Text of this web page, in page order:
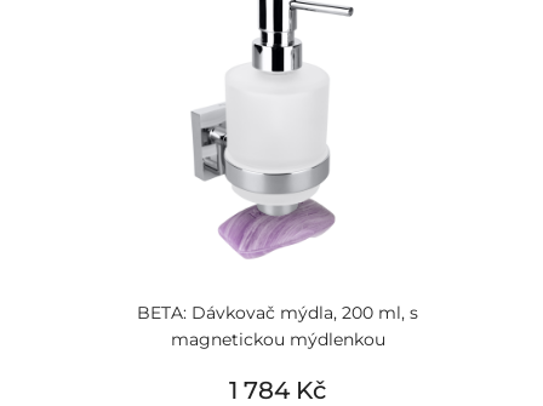
BETA: Dávkovač mýdla, 200 ml, s
magnetickou mýdlenkou
1 784 Kč